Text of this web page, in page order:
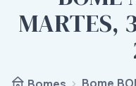
MARTES,